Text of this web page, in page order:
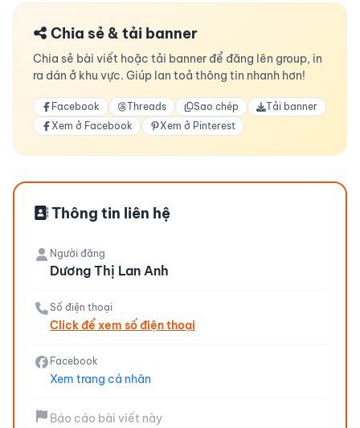
Chia sẻ & tải banner
Chia sẻ bài viết hoặc tải banner để đăng lên group, in
ra dán ở khu vực. Giúp lan toả thông tin nhanh hơn!
Facebook Threads Sao chép
Tải banner
Xem ở Facebook
Xem ở Pinterest
Thông tin liên hệ
Người đăng
Dương Thị Lan Anh
Số điện thoại
Click để xem số điện thoại
Facebook
Xem trang cá nhân
Báo cáo bài viết này